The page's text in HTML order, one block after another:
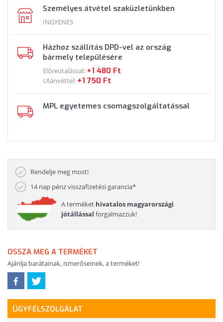
Személyes átvétel szaküzletünkben
INGYENES
Házhoz szállítás DPD-vel az ország
bármely településére
Előreutalással: +1 480 Ft
Utánvéttel: +1 750 Ft
MPL egyetemes csomagszolgáltatással
Rendelje meg most!
14 nap pénz visszafizetési garancia*
A terméket hivatalos magyarországi
jótállással forgalmazzuk!
OSSZA MEG A TERMÉKET
Ajánlja barátainak, ismerőseinek, a terméket!
ÜGYFÉLSZOLGÁLAT